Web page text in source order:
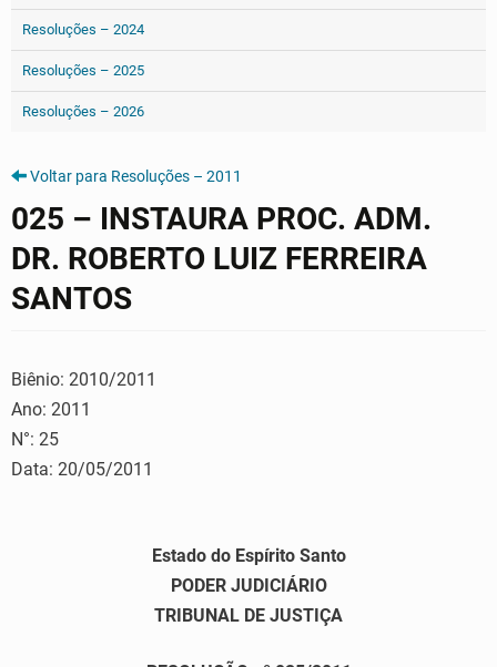
Resoluções – 2024
Resoluções – 2025
Resoluções – 2026
Voltar para Resoluções – 2011
025 – INSTAURA PROC. ADM.
DR. ROBERTO LUIZ FERREIRA
SANTOS
Biênio: 2010/2011
Ano: 2011
N°: 25
Data: 20/05/2011
Estado do Espírito Santo
PODER JUDICIÁRIO
TRIBUNAL DE JUSTIÇA